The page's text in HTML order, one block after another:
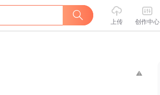
上传 创作中心